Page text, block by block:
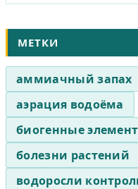
МЕТКИ
аммиачный запах
аэрация водоёма
биогенные
болезни растений
водоросли